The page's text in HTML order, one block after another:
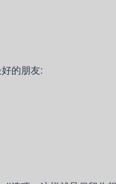
的朋友: